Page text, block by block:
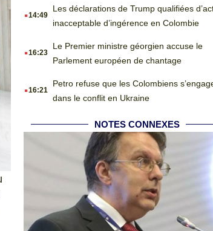
.14:49
Les déclarations de Trump qualifiées
inacceptable d’ingérence en Colombie
.16:23
Le Premier ministre géorgien accuse le
Parlement européen de chantage
.16:21
Petro refuse que les Colombiens
dans le conflit en Ukraine
NOTES CONNEXES